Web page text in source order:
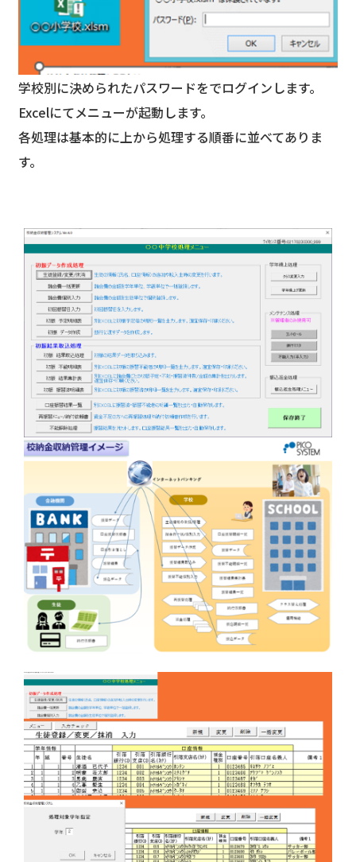
学校別に決められたパスワードをでログインします。
Excelにてメニューが起動します。
各処理は基本的に上から処理する順番に並べてありま
す。